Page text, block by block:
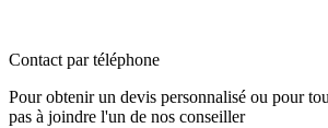
Contact par téléphone
Pour obtenir un devis personnalisé ou pour
pas à joindre l'un de nos conseiller